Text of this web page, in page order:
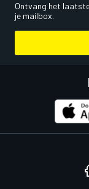
Ontvang het
je mailbox.